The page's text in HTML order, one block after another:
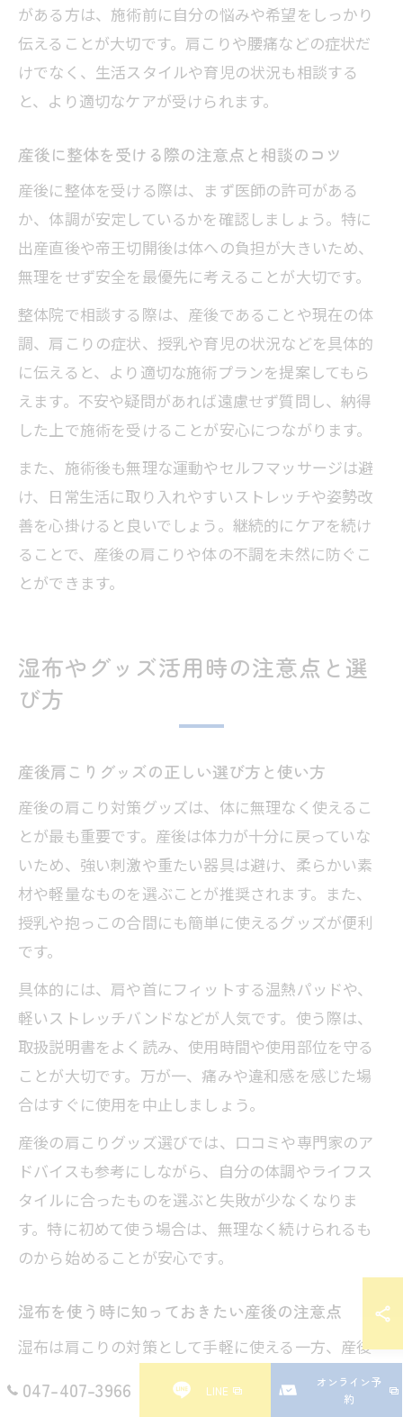
がある方は、施術前に自分の悩みや希望をしっかり
伝えることが大切です。肩こりや腰痛などの症状だ
けでなく、生活スタイルや育児の状況も相談する
と、より適切なケアが受けられます。
産後に整体を受ける際の注意点と相談のコツ
産後に整体を受ける際は、まず医師の許可がある
か、体調が安定しているかを確認しましょう。特に
出産直後や帝王切開後は体への負担が大きいため、
無理をせず安全を最優先に考えることが大切です。
整体院で相談する際は、産後であることや現在の体
調、肩こりの症状、授乳や育児の状況などを具体的
に伝えると、より適切な施術プランを提案してもら
えます。不安や疑問があれば遠慮せず質問し、納得
した上で施術を受けることが安心につながります。
また、施術後も無理な運動やセルフマッサージは避
け、日常生活に取り入れやすいストレッチや姿勢改
善を心掛けると良いでしょう。継続的にケアを続け
ることで、産後の肩こりや体の不調を未然に防ぐこ
とができます。
湿布やグッズ活用時の注意点と選
び方
産後肩こりグッズの正しい選び方と使い方
産後の肩こり対策グッズは、体に無理なく使えるこ
とが最も重要です。産後は体力が十分に戻っていな
いため、強い刺激や重たい器具は避け、柔らかい素
材や軽量なものを選ぶことが推奨されます。また、
授乳や抱っこの合間にも簡単に使えるグッズが便利
です。
具体的には、肩や首にフィットする温熱パッドや、
軽いストレッチバンドなどが人気です。使う際は、
取扱説明書をよく読み、使用時間や使用部位を守る
ことが大切です。万が一、痛みや違和感を感じた場
合はすぐに使用を中止しましょう。
産後の肩こりグッズ選びでは、口コミや専門家のア
ドバイスも参考にしながら、自分の体調やライフス
タイルに合ったものを選ぶと失敗が少なくなりま
す。特に初めて使う場合は、無理なく続けられるも
のから始めることが安心です。
湿布を使う時に知っておきたい産後の注意点
湿布は肩こりの対策として手軽に使える一方、産後
の体には注意が必要です。特に授乳中の場合、成分
が母乳に影響を与える可能性があるため、使用前に
047-407-3966 LINE
オンライン予
約